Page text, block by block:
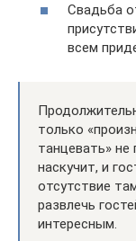
Свадьба
всем
только
танцевать» не
наскучит, и
отсутствие
развлечь
интересным.